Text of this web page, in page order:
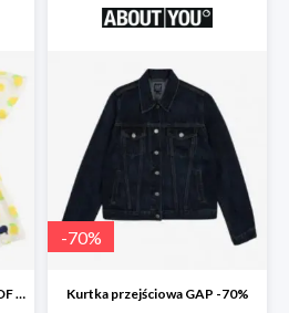
Koszulka UNITED COLORS OF BENETTON
-70%
Kurtka przejściowa GAP -70%